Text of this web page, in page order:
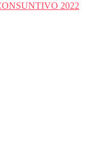
2022